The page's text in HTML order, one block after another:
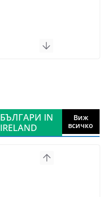
БЪЛГАРИ IN
IRELAND
Виж
всичко